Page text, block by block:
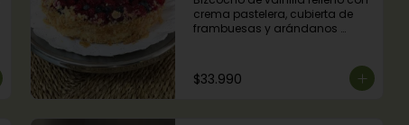
crema pastelera, cubierta de
frambuesas y arándanos
$33.990